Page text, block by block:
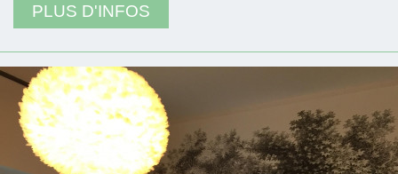
PLUS D'INFOS